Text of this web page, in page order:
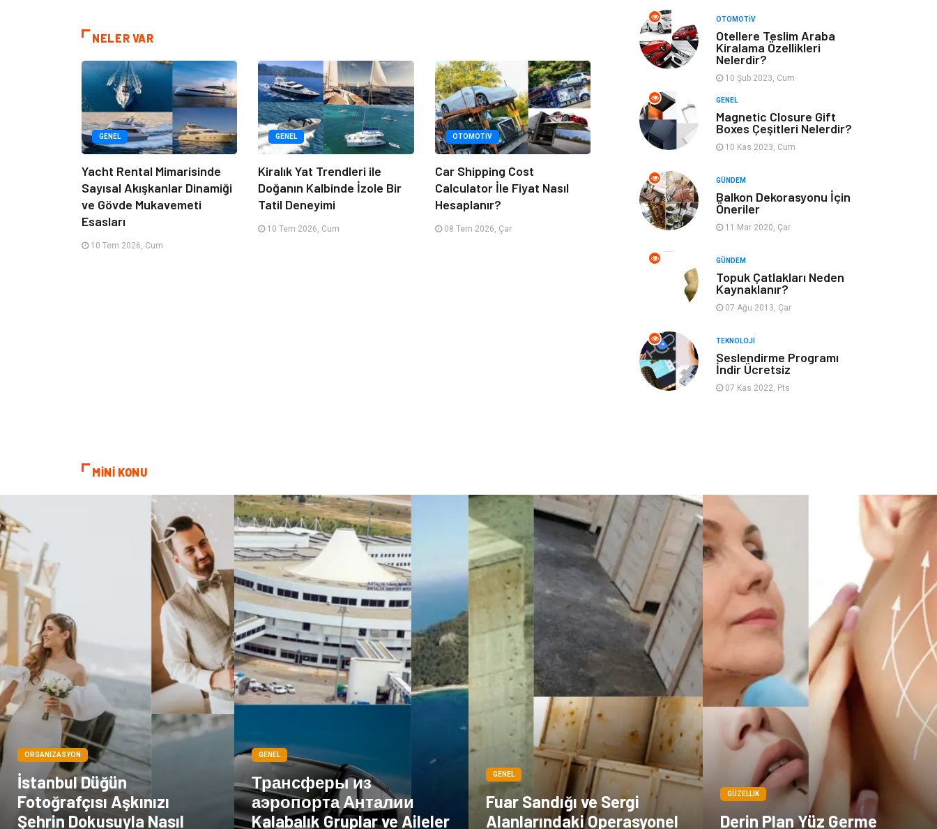
NELER VAR
GENEL
Yacht Rental Mimarisinde
Sayısal Akışkanlar Dinamiği
ve Gövde Mukavemeti
Esasları
10 Tem 2026, Cum
GENEL
Kiralık Yat Trendleri ile
Doğanın Kalbinde İzole Bir
Tatil Deneyimi
10 Tem 2026, Cum
OTOMOTIV
Car Shipping Cost
Calculator İle Fiyat Nasıl
Hesaplanır?
08 Tem 2026, Çar
Cilt ve Deri
Hastalıkları
Emlak
Ağız ve Diş
Sağlığı
Organizasyon Hastalıklar
Anne ve Bebek
Alışveriş
Kadın Hastalıkları Alternatif Tıp
Mobilya
Beslenme Çocuk Gelişimi
Psikolojik
Tatil
Kanser
Pratik Sağlık
Bilgileri
Göz Hastalıkları
Bakım Aksesuar
Sağlık Haberleri Blogroll
Spor Malzemeleri Hediyelik Eşya
Kültür Acil ve İlkyardım
OTOMOTIV
Otellere Teslim Araba
Kiralama Özellikleri
Nelerdir?
10 Şub 2023, Cum
GENEL
Magnetic Closure Gift
Boxes Çeşitleri Nelerdir?
10 Kas 2023, Cum
GÜNDEM
Balkon Dekorasyonu İçin
Öneriler
11 Mar 2020, Çar
GÜNDEM
Topuk Çatlakları Neden
Kaynaklanır?
07 Ağu 2013, Çar
TEKNOLOJI
Seslendirme Programı
İndir Ücretsiz
07 Kas 2022, Pts
MİNİ KONU
ORGANIZASYON
İstanbul Düğün
Fotoğrafçısı Aşkınızı
Şehrin Dokusuyla Nasıl
GENEL
Трансферы из
аэропорта Анталии
Kalabalık Gruplar ve Aileler
GENEL
Fuar Sandığı ve Sergi
Alanlarındaki Operasyonel
GÜZELLIK
Derin Plan Yüz Germe